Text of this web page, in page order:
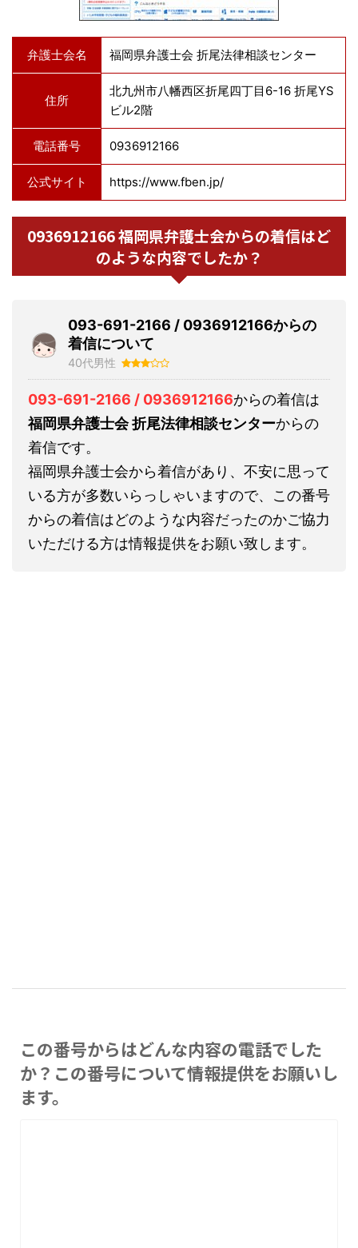
弁護士会名 福岡県弁護士会 折尾法律相談センター
住所
北九州市八幡西区折尾四丁目6-16 折尾YS
ビル2階
電話番号 0936912166
公式サイト https://www.fben.jp/
0936912166 福岡県弁護士会からの着信はど
のような内容でしたか？
093-691-2166 / 0936912166からの
着信について
40代男性
093-691-2166 / 0936912166からの着信は
福岡県弁護士会 折尾法律相談センターからの
着信です。
福岡県弁護士会から着信があり、不安に思って
いる方が多数いらっしゃいますので、この番号
からの着信はどのような内容だったのかご協力
いただける方は情報提供をお願い致します。
この番号からはどんな内容の電話でした
か？この番号について情報提供をお願いし
ます。